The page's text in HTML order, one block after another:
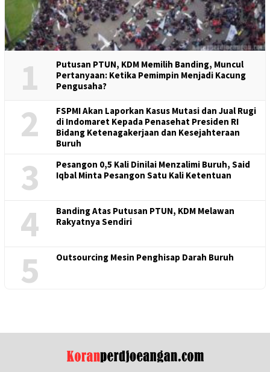
1
Putusan PTUN, KDM Memilih Banding, Muncul
Pertanyaan: Ketika Pemimpin Menjadi Kacung
Pengusaha?
2
FSPMI Akan Laporkan Kasus Mutasi dan Jual Rugi
di Indomaret Kepada Penasehat Presiden RI
Bidang Ketenagakerjaan dan Kesejahteraan
Buruh
3
Pesangon 0,5 Kali Dinilai Menzalimi Buruh, Said
Iqbal Minta Pesangon Satu Kali Ketentuan
4
Banding Atas Putusan PTUN, KDM Melawan
Rakyatnya Sendiri
5 Outsourcing Mesin Penghisap Darah Buruh